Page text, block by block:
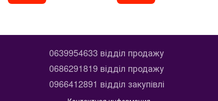
0639954633 відділ продажу
0686291819 відділ продажу
0966412891 відділ закупівлі